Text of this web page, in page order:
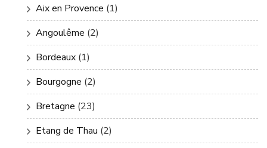
Aix en Provence (1)
Angoulême (2)
Bordeaux (1)
Bourgogne (2)
Bretagne (23)
Etang de Thau (2)